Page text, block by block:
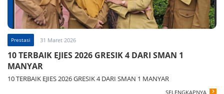
Prestasi 31 Maret 2026
10 TERBAIK EJIES 2026 GRESIK 4 DARI SMAN 1
MANYAR
10 TERBAIK EJIES 2026 GRESIK 4 DARI SMAN 1 MANYAR
SELENGKAPNYA